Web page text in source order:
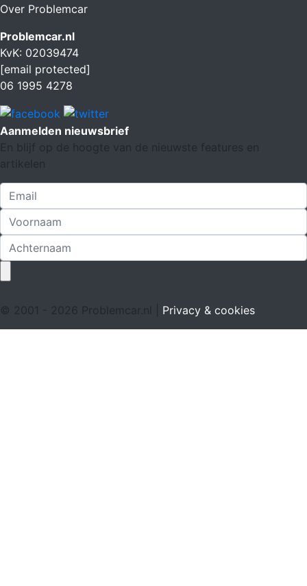
Over Problemcar
Problemcar.nl
KvK: 02039474
[email protected]
06 1995 4278
Aanmelden nieuwsbrief
En blijf op de hoogte van de nieuwste features en
artikelen
© 2001 - 2026 Problemcar.nl | Privacy & cookies